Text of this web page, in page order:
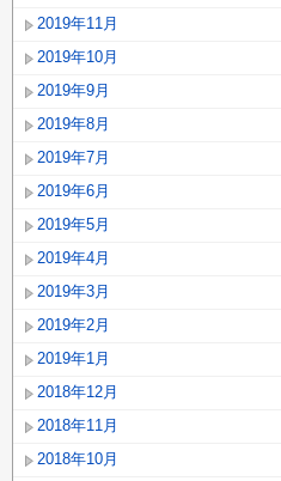
2019年11月
2019年10月
2019年9月
2019年8月
2019年7月
2019年6月
2019年5月
2019年4月
2019年3月
2019年2月
2019年1月
2018年12月
2018年11月
2018年10月